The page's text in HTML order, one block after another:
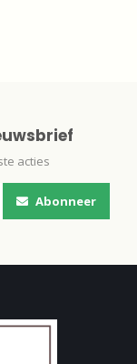
acties
Abonneer